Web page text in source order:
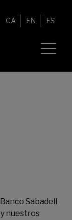
CA EN ES
Sabadell
nuestros